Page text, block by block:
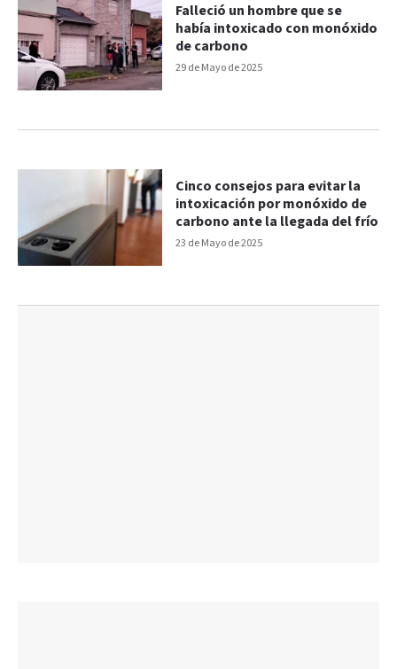
29 de Mayo de 2025
Falleció un hombre que se
había intoxicado con monóxido
de carbono
23 de Mayo de 2025
Cinco consejos para evitar la
intoxicación por monóxido de
carbono ante la llegada del frío